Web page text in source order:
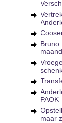
PAOK
maar